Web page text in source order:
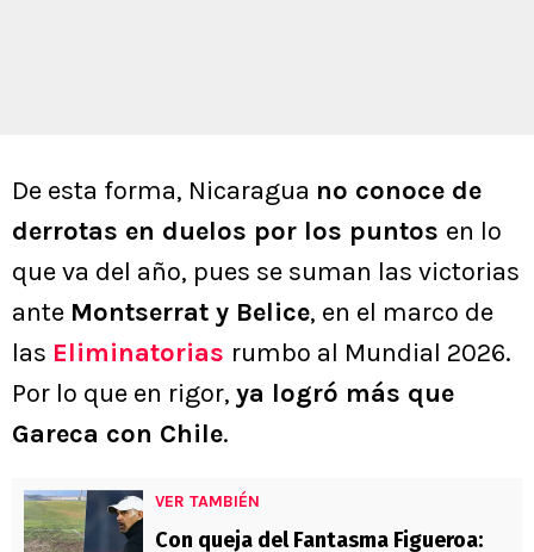
De esta forma, Nicaragua no conoce de
derrotas en duelos por los puntos en lo
que va del año, pues se suman las victorias
ante Montserrat y Belice, en el marco de
las Eliminatorias rumbo al Mundial 2026.
Por lo que en rigor, ya logró más que
Gareca con Chile.
VER TAMBIÉN
Con queja del Fantasma Figueroa: